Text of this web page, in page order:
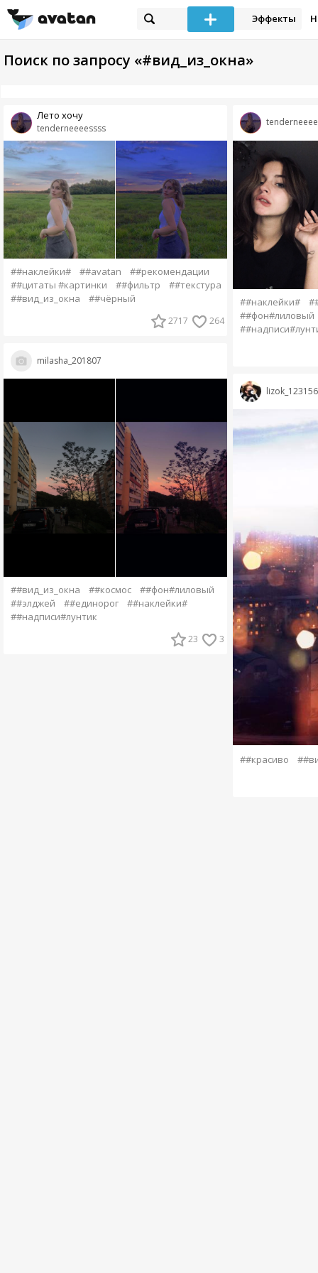
Эффекты
Поиск по запросу «#вид_из_окна»
tenderneeeessss
Лето хочу
##наклейки# ##avatan
##рекомендации
##цитаты #картинки
##фильтр
##текстура
##вид_из_окна
##чёрный
2717 264
milasha_201807
##вид_из_окна ##космос
##фон#лиловый
##элджей
##единорог
##наклейки#
##надписи#лунтик
23 3
##наклейки#
##фон#лиловый
lizok_123156
##красиво